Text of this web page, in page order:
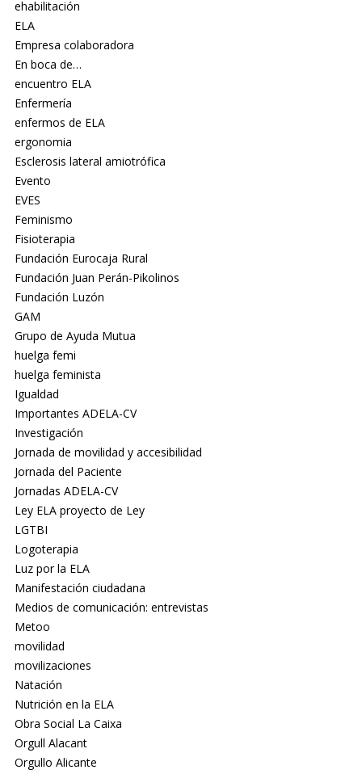
ehabilitación
ELA
Empresa colaboradora
En boca de…
encuentro ELA
Enfermería
enfermos de ELA
ergonomia
Esclerosis lateral amiotrófica
Evento
EVES
Feminismo
Fisioterapia
Fundación Eurocaja Rural
Fundación Juan Perán-Pikolinos
Fundación Luzón
GAM
Grupo de Ayuda Mutua
huelga femi
huelga feminista
Igualdad
Importantes ADELA-CV
Investigación
Jornada de movilidad y accesibilidad
Jornada del Paciente
Jornadas ADELA-CV
Ley ELA proyecto de Ley
LGTBI
Logoterapia
Luz por la ELA
Manifestación ciudadana
Medios de comunicación: entrevistas
Metoo
movilidad
movilizaciones
Natación
Nutrición en la ELA
Obra Social La Caixa
Orgull Alacant
Orgullo Alicante